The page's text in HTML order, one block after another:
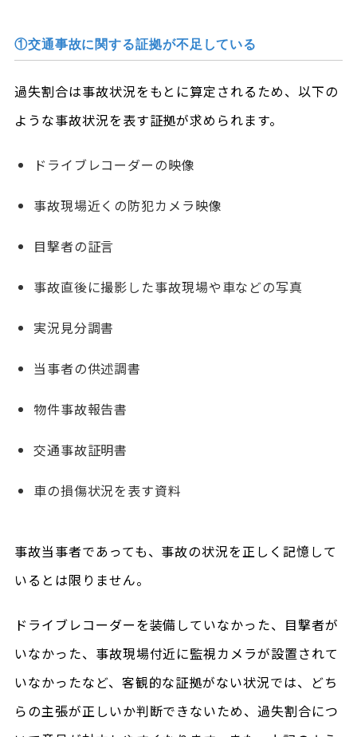
①交通事故に関する証拠が不足している
過失割合は事故状況をもとに算定されるため、以下の
ような事故状況を表す証拠が求められます。
ドライブレコーダーの映像
事故現場近くの防犯カメラ映像
目撃者の証言
事故直後に撮影した事故現場や車などの写真
実況見分調書
当事者の供述調書
物件事故報告書
交通事故証明書
車の損傷状況を表す資料
事故当事者であっても、事故の状況を正しく記憶して
いるとは限りません。
ドライブレコーダーを装備していなかった、目撃者が
いなかった、事故現場付近に監視カメラが設置されて
いなかったなど、客観的な証拠がない状況では、どち
らの主張が正しいか判断できないため、過失割合につ